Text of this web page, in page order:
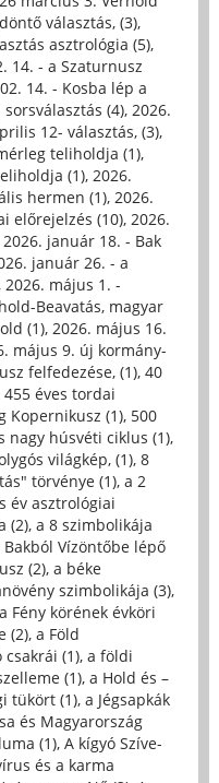
választás, (3),
asztrológia (5),
14. - a Szaturnusz
14. - Kosba lép a
(4), 2026.
12- választás, (3),
teliholdja (1),
(1), 2026.
hermen (1), 2026.
előrejelzés (10), 2026.
2026. január 18. - Bak
január 26. - a
2026. május 1. -
Beavatás, magyar
(1), 2026. május 16.
május 9. új kormány-
felfedezése, (1), 40
455 éves tordai
Kopernikusz (1), 500
nagy húsvéti ciklus (1),
világkép, (1), 8
törvénye (1), a 2
év asztrológiai
(2), a 8 szimbolikája
Bakból Vízöntőbe lépő
(2), a béke
szimbolikája (3),
a Fény körének évköri
(2), a Föld
csakrái (1), a földi
(1), a Hold és –
tükört (1), a Jégsapkák
és Magyarország
(1), A kígyó Szíve-
és a karma